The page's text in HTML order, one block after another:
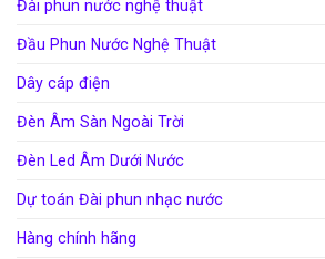
Đài phun nước nghệ thuật
Đầu Phun Nước Nghệ Thuật
Dây cáp điện
Đèn Âm Sàn Ngoài Trời
Đèn Led Âm Dưới Nước
Dự toán Đài phun nhạc nước
Hàng chính hãng